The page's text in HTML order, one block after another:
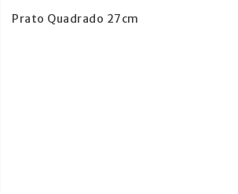
Prato Quadrado 27cm